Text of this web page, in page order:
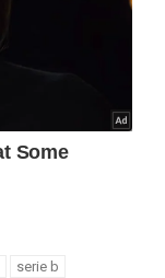
serie b